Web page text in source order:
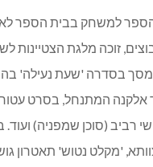
הספר למשחק בבית הספר
בסדרה 'שעת נעילה' בה
אלקנה המתנחל, בסרט
רביב (סוכן שמפניה) ועוד.
'מקלט נטוש' תאטרון